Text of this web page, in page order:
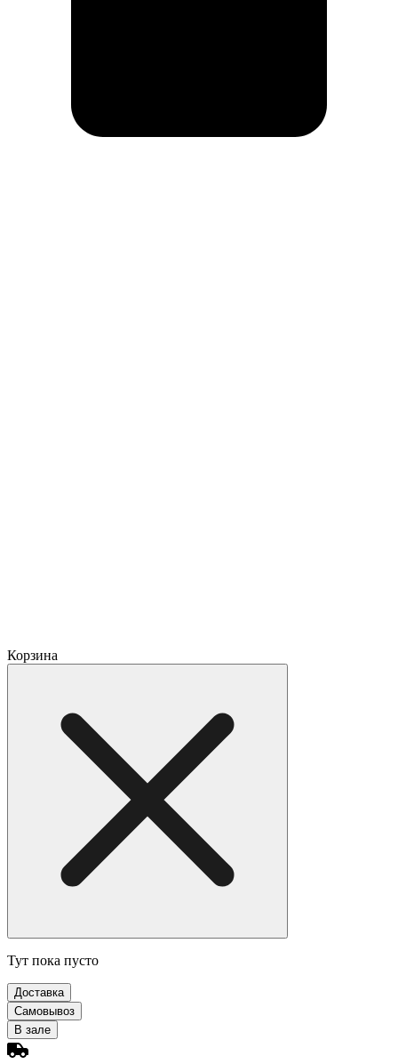
Корзина
Тут пока пусто
Доставка
Самовывоз
В зале